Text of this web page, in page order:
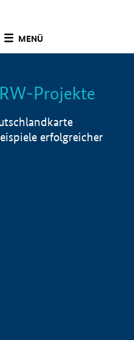
MENÜ
Info
Projekte
erfolgreicher